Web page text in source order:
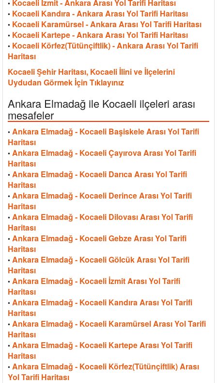
• Kocaeli İzmit - Ankara Arası Yol Tarifi Haritası
• Kocaeli Kandıra - Ankara Arası Yol Tarifi Haritası
• Kocaeli Karamürsel - Ankara Arası Yol Tarifi Haritası
• Kocaeli Kartepe - Ankara Arası Yol Tarifi Haritası
• Kocaeli Körfez(Tütünçiftlik) - Ankara Arası Yol Tarifi
Haritası
Kocaeli Şehir Haritası, Kocaeli İlini ve İlçelerini
Uydudan Görmek İçin Tıklayınız
Ankara Elmadağ ile Kocaeli ilçeleri arası
mesafeler
• Ankara Elmadağ - Kocaeli Başiskele Arası Yol Tarifi
Haritası
• Ankara Elmadağ - Kocaeli Çayırova Arası Yol Tarifi
Haritası
• Ankara Elmadağ - Kocaeli Darıca Arası Yol Tarifi
Haritası
• Ankara Elmadağ - Kocaeli Derince Arası Yol Tarifi
Haritası
• Ankara Elmadağ - Kocaeli Dilovası Arası Yol Tarifi
Haritası
• Ankara Elmadağ - Kocaeli Gebze Arası Yol Tarifi
Haritası
• Ankara Elmadağ - Kocaeli Gölcük Arası Yol Tarifi
Haritası
• Ankara Elmadağ - Kocaeli İzmit Arası Yol Tarifi
Haritası
• Ankara Elmadağ - Kocaeli Kandıra Arası Yol Tarifi
Haritası
• Ankara Elmadağ - Kocaeli Karamürsel Arası Yol Tarifi
Haritası
• Ankara Elmadağ - Kocaeli Kartepe Arası Yol Tarifi
Haritası
• Ankara Elmadağ - Kocaeli Körfez(Tütünçiftlik) Arası
Yol Tarifi Haritası